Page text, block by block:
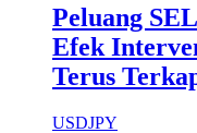
Peluang
Efek
Terus
USDJPY